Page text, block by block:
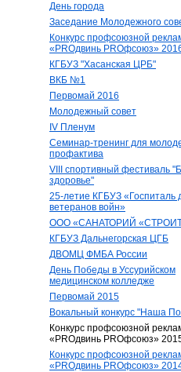
День города
Заседание Молодежного
Конкурс профсоюзной
«PROдвинь РRОфсоюз»
КГБУЗ "Хасанская ЦРБ"
ВКБ №1
Первомай 2016
Молодежный совет
IV Пленум
Семинар-тренинг для
профактива
VIII спортивный фестиваль
здоровье"
25-летие КГБУЗ «Госпиталь
ветеранов войн»
ООО «САНАТОРИЙ
КГБУЗ Дальнегорская ЦГБ
ДВОМЦ ФМБА России
День Победы в Уссурийском
медицинском колледже
Первомай 2015
Вокальный конкурс "Наша
Конкурс профсоюзной
«PROдвинь РRОфсоюз»
Конкурс профсоюзной
«PROдвинь РRОфсоюз»